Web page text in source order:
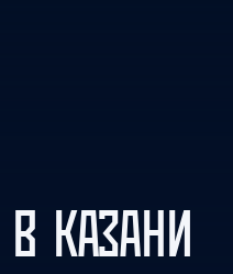
КАЗАНИ